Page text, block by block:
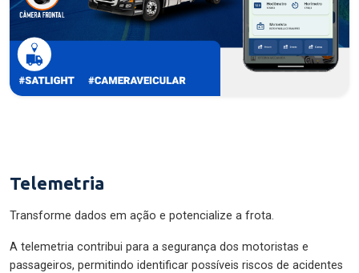
Telemetria
Transforme dados em ação e potencialize a frota.
A telemetria contribui para a segurança dos motoristas e
passageiros, permitindo identificar possíveis riscos de acidentes